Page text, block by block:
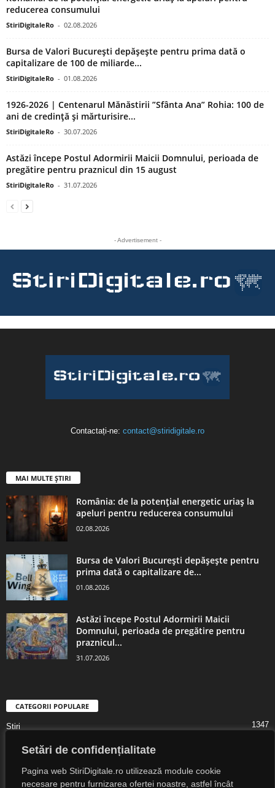
Setări de confidențialitate
Pagina web StiriDigitale.ro utilizează module cookie
necesare pentru furnizarea ofertei noastre, astfel încât
reducerea consumului
StiriDigitaleRo - 02.08.2026
Bursa de Valori București depășește pentru prima dată o
capitalizare de 100 de miliarde...
StiriDigitaleRo - 01.08.2026
1926-2026 | Centenarul Mănăstirii ”Sfânta Ana” Rohia: 100 de
ani de credință și mărturisire...
StiriDigitaleRo - 30.07.2026
Astăzi începe Postul Adormirii Maicii Domnului, perioada de
pregătire pentru praznicul din 15 august
StiriDigitaleRo - 31.07.2026
- Advertisement -
Contactați-ne: contact@stiridigitale.ro
MAI MULTE ȘTIRI
România: de la potențial energetic uriaș la
apeluri pentru reducerea consumului
02.08.2026
Bursa de Valori București depășește pentru
prima dată o capitalizare de...
01.08.2026
Astăzi începe Postul Adormirii Maicii
Domnului, perioada de pregătire pentru
praznicul...
31.07.2026
CATEGORII POPULARE
Știri 1347
Digital Lifestyle
Societate